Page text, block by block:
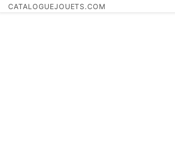
CATALOGUEJOUETS.COM